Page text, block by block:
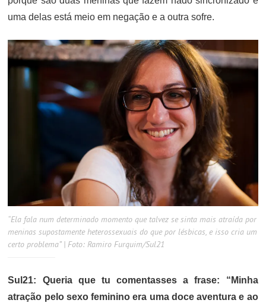
uma delas está meio em negação e a outra sofre.
“Ela fala num determinado momento que talvez se sinta mais atraída por
meninas supostamente heterossexuais do que por lésbicas, e isso cria um
certo problema” | Foto: Ramiro Furquim/Sul21
Sul21: Queria que tu comentasses a frase: “Minha
atração pelo sexo feminino era uma doce aventura e ao